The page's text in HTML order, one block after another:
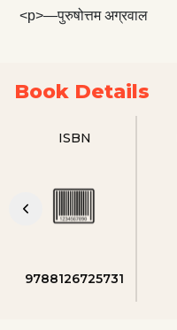
<p>—पुरुषोत्तम अग्रवाल
Book Details
ISBN
9788126725731